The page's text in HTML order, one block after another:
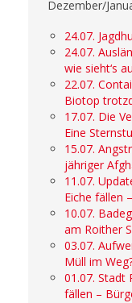
Dezember/
24.07.
24.07.
wie sieht‘s
22.07.
Biotop
17.07. Die
Eine
15.07.
jähriger
11.07.
Eiche fällen
10.07.
am Roither
03.07.
Müll im
01.07. Stadt
fällen –